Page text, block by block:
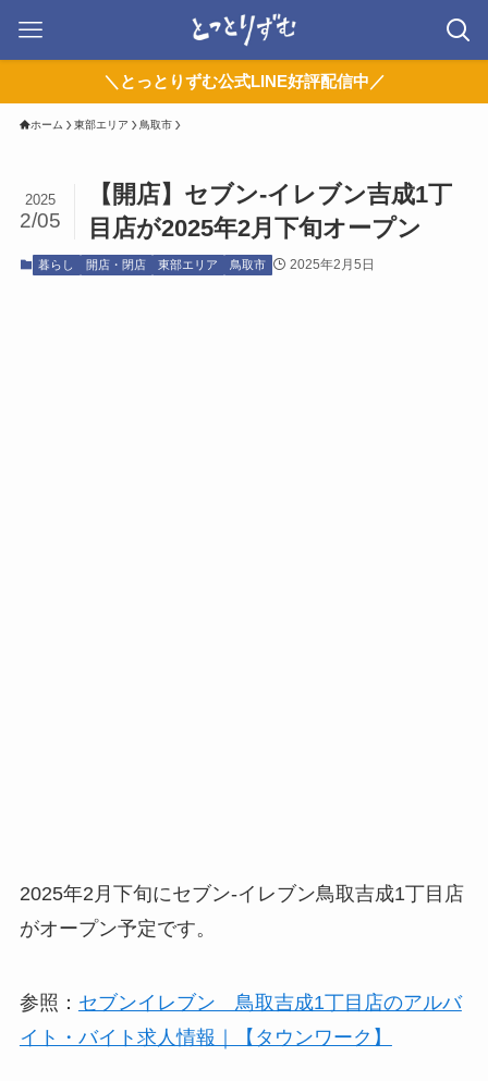
＼とっとりずむ公式LINE好評配信中／
ホーム 東部エリア 鳥取市
【開店】セブン-イレブン吉成1丁
目店が2025年2月下旬オープン
2025
2/05
暮らし 開店・閉店 東部エリア 鳥取市 2025年2月5日
2025年2月下旬にセブン-イレブン鳥取吉成1丁目店
がオープン予定です。
参照： セブンイレブン 鳥取吉成1丁目店のアルバ
イト・バイト求人情報｜【タウンワーク】